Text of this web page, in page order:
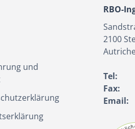
und
RBO-
2100
Tel:
Fax:
Email: